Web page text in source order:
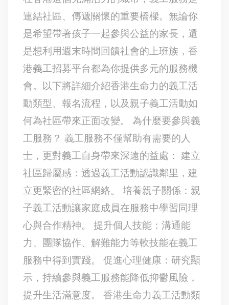
連結社區、傳遞關懷的重要橋樑。無論你
是希望帶著孩子一起參與公益的家長，還
是想利用週末時間回饋社會的上班族，香
港義工招募平台都為你提供多元的服務機
會。以下將詳細介紹香港生命力的義工活
動類型、報名流程，以及親子義工活動如
何為社區帶來正面改變。 為什麼要參與義
工服務？ 義工服務不僅幫助有需要的人
士，更對義工自身帶來深遠的益處： 建立
社區歸屬感：透過義工活動認識鄰里，建
立更緊密的社區網絡。 培養親子關係：親
子義工活動讓家庭成員在服務中學習同理
心與合作精神。 提升個人技能：溝通能
力、團隊協作、解難能力等軟技能在義工
服務中得到實踐。 促進心理健康：研究顯
示，持續參與義工服務能降低抑鬱風險，
提升生活滿意度。 香港生命力義工活動類